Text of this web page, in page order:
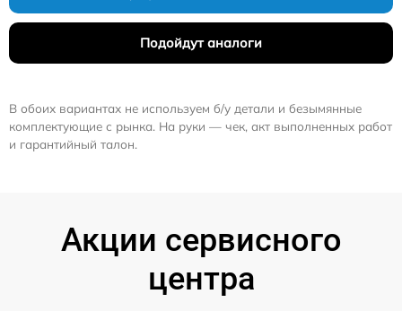
Подойдут аналоги
В обоих вариантах не используем б/у детали и безымянные
комплектующие с рынка. На руки — чек, акт выполненных работ
и гарантийный талон.
Акции сервисного
центра